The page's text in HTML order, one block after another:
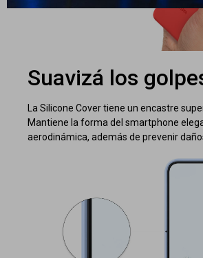
Suavizá los
La Silicone Cover tiene un encastre
Mantiene la forma del smartphone
aerodinámica, además de prevenir